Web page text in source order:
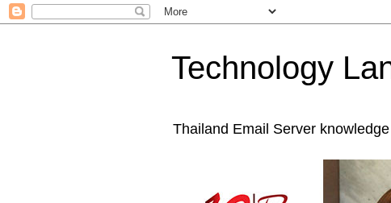
Technology
Thailand Email Server